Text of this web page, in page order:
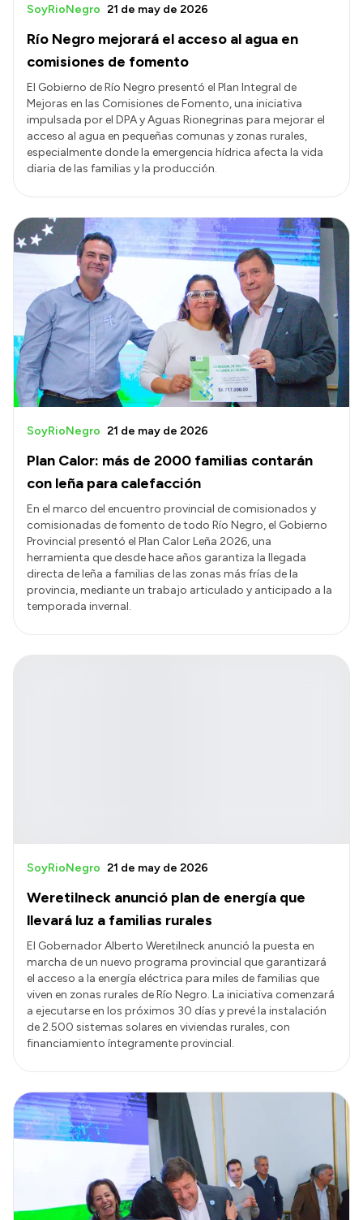
Río Negro mejorará el acceso al agua en
comisiones de fomento
SoyRioNegro 21 de may de 2026
El Gobierno de Río Negro presentó el Plan Integral de
Mejoras en las Comisiones de Fomento, una iniciativa
impulsada por el DPA y Aguas Rionegrinas para mejorar el
acceso al agua en pequeñas comunas y zonas rurales,
especialmente donde la emergencia hídrica afecta la vida
diaria de las familias y la producción.
Plan Calor: más de 2000 familias contarán
con leña para calefacción
SoyRioNegro 21 de may de 2026
En el marco del encuentro provincial de comisionados y
comisionadas de fomento de todo Río Negro, el Gobierno
Provincial presentó el Plan Calor Leña 2026, una
herramienta que desde hace años garantiza la llegada
directa de leña a familias de las zonas más frías de la
provincia, mediante un trabajo articulado y anticipado a la
temporada invernal.
Weretilneck anunció plan de energía que
llevará luz a familias rurales
SoyRioNegro 21 de may de 2026
El Gobernador Alberto Weretilneck anunció la puesta en
marcha de un nuevo programa provincial que garantizará
el acceso a la energía eléctrica para miles de familias que
viven en zonas rurales de Río Negro. La iniciativa comenzará
a ejecutarse en los próximos 30 días y prevé la instalación
de 2.500 sistemas solares en viviendas rurales, con
financiamiento íntegramente provincial.